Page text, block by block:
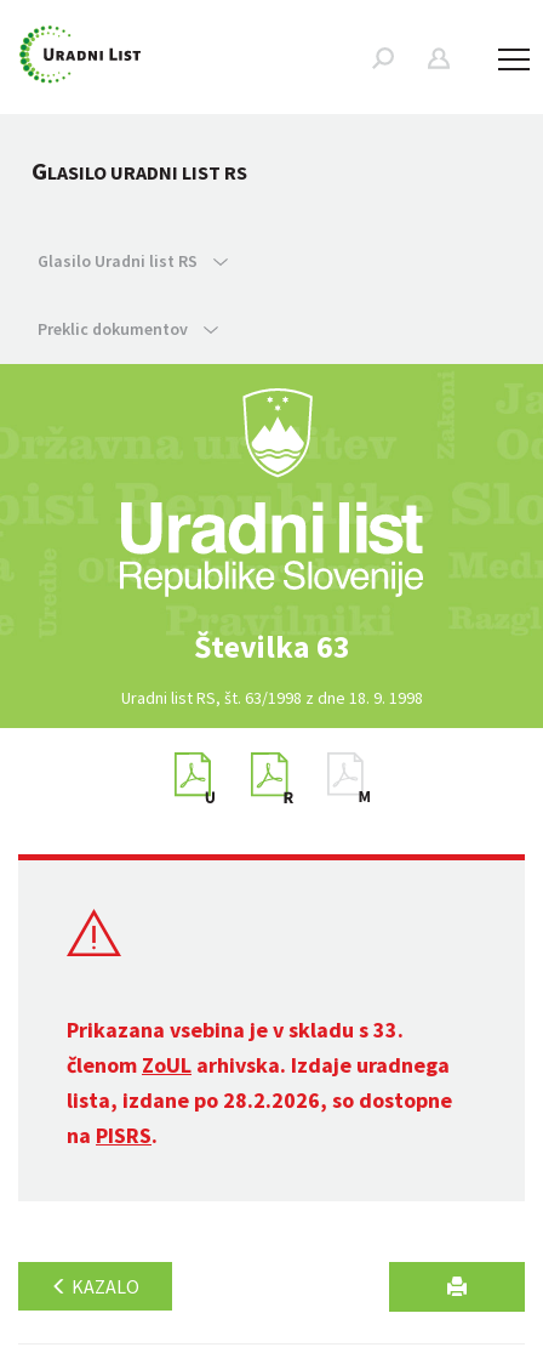
GLASILO URADNI LIST RS
Glasilo Uradni list RS
Preklic dokumentov
Številka 63
Uradni list RS, št. 63/1998 z dne 18. 9. 1998
Prikazana vsebina je v skladu s 33.
členom ZoUL arhivska. Izdaje uradnega
lista, izdane po 28.2.2026, so dostopne
na PISRS.
KAZALO